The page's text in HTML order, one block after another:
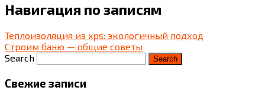
Навигация по записям
Теплоизоляция из xps: экологичный подход
Строим баню — общие советы
Search
Свежие записи